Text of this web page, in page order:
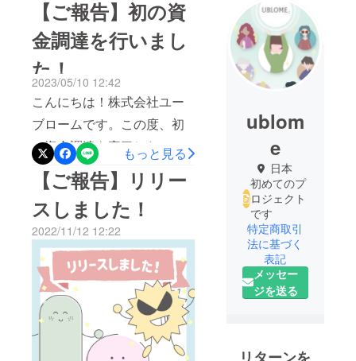
【ご報告】初の資
金調達を行いまし
た！
2023/05/10 12:42
こんにちは！株式会社ユー
ブロームです。この度、初
の資金調達を完了したこと
をお知らせいたします。肌
トラブルによる人類の悩み
を解消するユーブローム、
シードラウンドで3,600万円
調達今後もより多くの方々
に価値あるサービスを提供
できるよう、一層努力して
まいりますので、引き続き
ユーブロームをよろしくお
もっと見る
【ご報告】リリー
スしました！
2022/11/12 12:22
ublom
e
日本
初めてのプ
ロジェクト
です
特定商取引
法に基づく
表記
メッセー
ジを送る